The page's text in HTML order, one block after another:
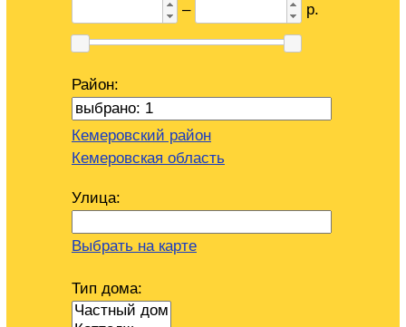
–
р.
Район:
Кемеровский район
Кемеровская область
Улица:
Выбрать на карте
Тип дома: